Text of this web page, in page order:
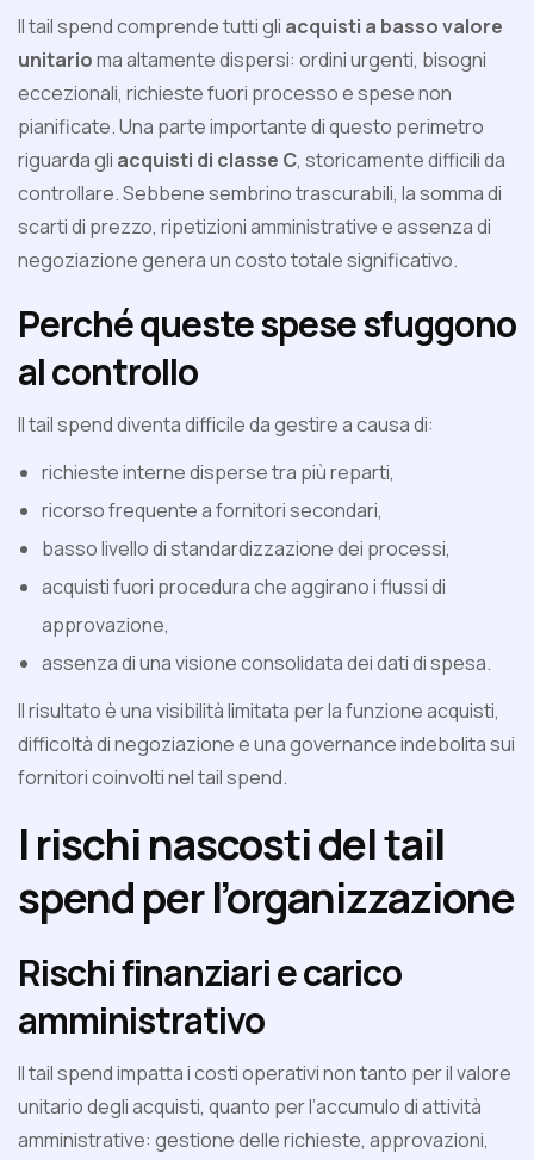
Il tail spend comprende tutti gli acquisti a basso valore
unitarioma altamente dispersi: ordini urgenti, bisogni
eccezionali, richieste fuori processo e spese non
pianificate. Una parte importante di questo perimetro
riguarda gli acquisti di classe C, storicamente difficili da
controllare. Sebbene sembrino trascurabili, la somma di
scarti di prezzo, ripetizioni amministrative e assenza di
negoziazione genera un costo totale significativo.
Perché queste spese sfuggono
al controllo
Il tail spend diventa difficile da gestire a causa di:
richieste interne disperse tra più reparti,
ricorso frequente a fornitori secondari,
basso livello di standardizzazione dei processi,
acquisti fuori procedura che aggirano i flussi di
approvazione,
assenza di una visione consolidata dei dati di spesa.
Il risultato è una visibilità limitata per la funzione acquisti,
difficoltà di negoziazione e una governance indebolita sui
fornitori coinvolti nel tail spend.
I rischi nascosti del tail
spend per l’organizzazione
Rischi finanziari e carico
amministrativo
Il tail spend impatta i costi operativi non tanto per il valore
unitario degli acquisti, quanto per l’accumulo di attività
amministrative: gestione delle richieste, approvazioni,